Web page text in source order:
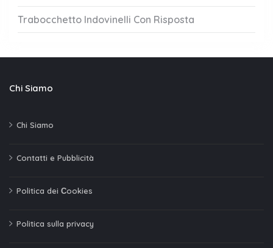
Trabocchetto Indovinelli Con Risposta
Chi Siamo
Chi Siamo
Contatti e Pubblicità
Politica dei Сookies
Politica sulla privacy